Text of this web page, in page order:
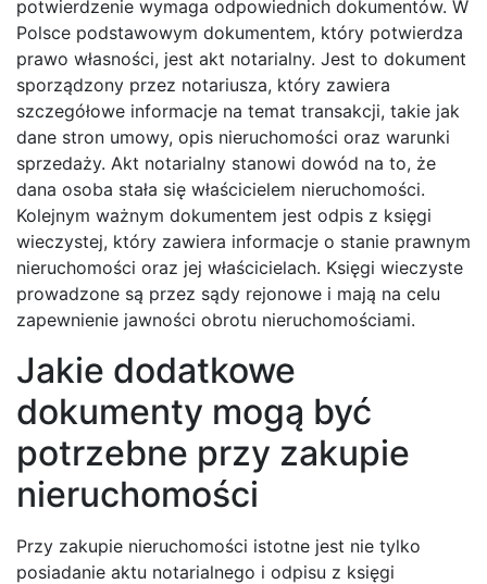
potwierdzenie wymaga odpowiednich dokumentów. W
Polsce podstawowym dokumentem, który potwierdza
prawo własności, jest akt notarialny. Jest to dokument
sporządzony przez notariusza, który zawiera
szczegółowe informacje na temat transakcji, takie jak
dane stron umowy, opis nieruchomości oraz warunki
sprzedaży. Akt notarialny stanowi dowód na to, że
dana osoba stała się właścicielem nieruchomości.
Kolejnym ważnym dokumentem jest odpis z księgi
wieczystej, który zawiera informacje o stanie prawnym
nieruchomości oraz jej właścicielach. Księgi wieczyste
prowadzone są przez sądy rejonowe i mają na celu
zapewnienie jawności obrotu nieruchomościami.
Jakie dodatkowe
dokumenty mogą być
potrzebne przy zakupie
nieruchomości
Przy zakupie nieruchomości istotne jest nie tylko
posiadanie aktu notarialnego i odpisu z księgi